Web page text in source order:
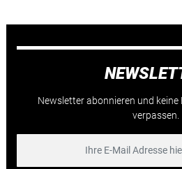
Newsletter abonnieren und
verpassen.